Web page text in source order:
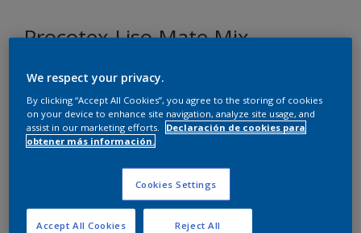
Procotex Liso Mate Mix
DN.01.82
Cambiar de color
Tamaño
Cantidad Calculadora de pintura
We respect your privacy.
By clicking “Accept All Cookies”, you agree to the storing of cookies
on your device to enhance site navigation, analyze site usage, and
assist in our marketing efforts.
Declaración de cookies para
obtener más información.
Cookies Settings
Reject All
Accept All Cookies